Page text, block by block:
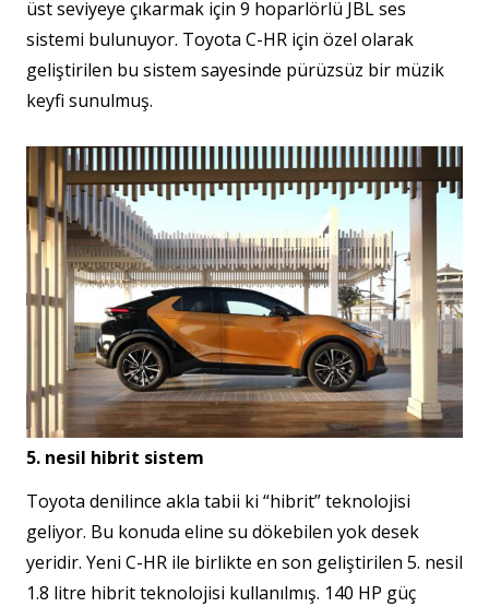
üst seviyeye çıkarmak için 9 hoparlörlü JBL ses
sistemi bulunuyor. Toyota C-HR için özel olarak
geliştirilen bu sistem sayesinde pürüzsüz bir müzik
keyfi sunulmuş.
5. nesil hibrit sistem
Toyota denilince akla tabii ki “hibrit” teknolojisi
geliyor. Bu konuda eline su dökebilen yok desek
yeridir. Yeni C-HR ile birlikte en son geliştirilen 5. nesil
1.8 litre hibrit teknolojisi kullanılmış. 140 HP güç